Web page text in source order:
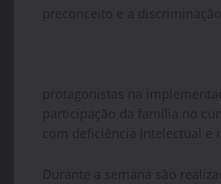
preconceito e a
protagonistas na
participação da família no
com deficiência intelectual e
Durante a semana são